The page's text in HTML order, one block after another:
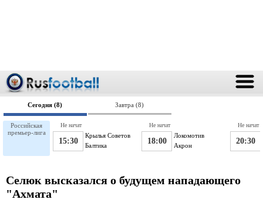
Сегодня (8) Завтра (8)
Российская
премьер-лига
Крылья Советов
15:30 Балтика
Не начат
Локомотив
18:00 Акрон
Не начат
20:30
Не начат
Селюк высказался о будущем нападающего
"Ахмата"